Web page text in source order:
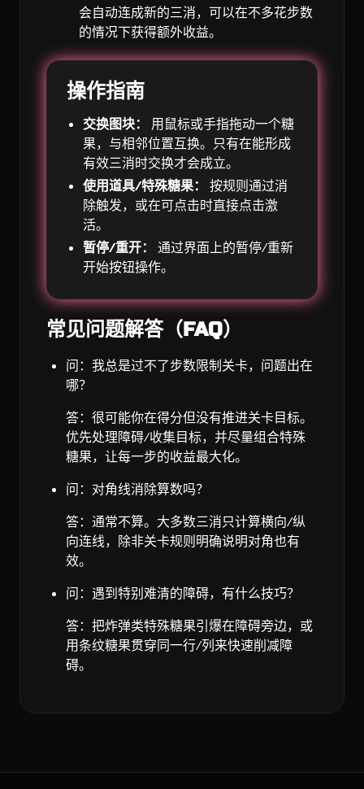
会自动连成新的三消，可以在不多花步数
的情况下获得额外收益。
操作指南
交换图块：
用鼠标或手指拖动一个糖
果，与相邻位置互换。只有在能形成
有效三消时交换才会成立。
使用道具/特殊糖果：
按规则通过消
除触发，或在可点击时直接点击激
活。
暂停/重开：
通过界面上的暂停/重新
开始按钮操作。
常见问题解答（FAQ）
问：我总是过不了步数限制关卡，问题出在
哪？
答：很可能你在得分但没有推进关卡目标。
优先处理障碍/收集目标，并尽量组合特殊
糖果，让每一步的收益最大化。
问：对角线消除算数吗？
答：通常不算。大多数三消只计算横向/纵
向连线，除非关卡规则明确说明对角也有
效。
问：遇到特别难清的障碍，有什么技巧？
答：把炸弹类特殊糖果引爆在障碍旁边，或
用条纹糖果贯穿同一行/列来快速削减障
碍。